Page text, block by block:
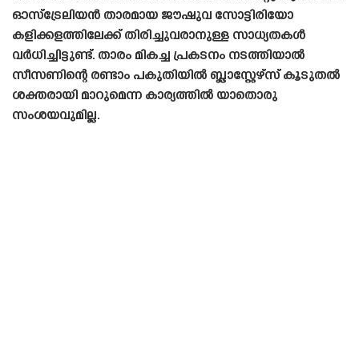
ഓസ്‌ട്രേലിയൻ താരമായ ജൗഷുവ സോട്ടിരിയോ
കളിക്കളത്തിലേക്ക് തിരിച്ചുവരാനുള്ള സാധ്യതകൾ
വർധിച്ചിട്ടുണ്ട്. താരം മികച്ച പ്രകടനം നടത്തിയാൽ
സീസണിന്റെ രണ്ടാം പകുതിയിൽ ബ്ലാസ്റ്റേഴ്‌സ് കൂടുതൽ
ശക്തരായി മാറുമെന്ന കാര്യത്തിൽ യാതൊരു
സംശയവുമില്ല.